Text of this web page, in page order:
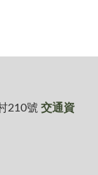
210號 交通資